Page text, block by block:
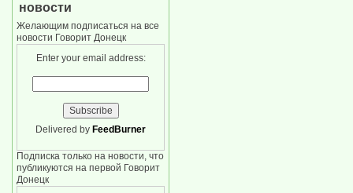
новости
Желающим подписаться на все
новости Говорит Донецк
Enter your email address:
Delivered by FeedBurner
Подписка только на новости, что
публикуются на первой Говорит
Донецк